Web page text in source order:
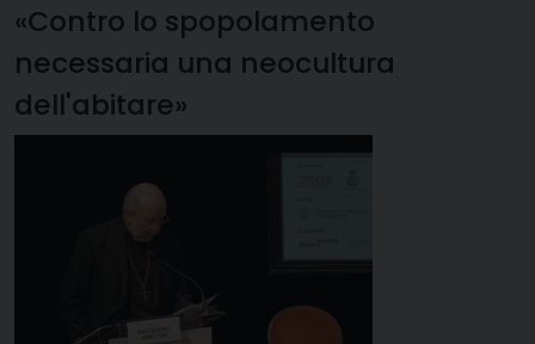
«Contro lo spopolamento
necessaria una neocultura
dell'abitare»